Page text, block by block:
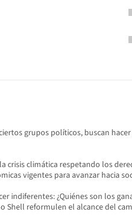
grupos políticos, buscan
climática respetando los
vigentes para avanzar hacia
¿Quiénes son los
reformulen el alcance del